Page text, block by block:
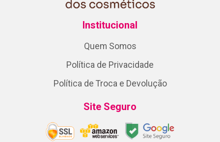
Institucional
Quem Somos
Política de Privacidade
Política de Troca e Devolução
Site Seguro